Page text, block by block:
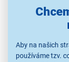
Aby na našich
používáme tzv.